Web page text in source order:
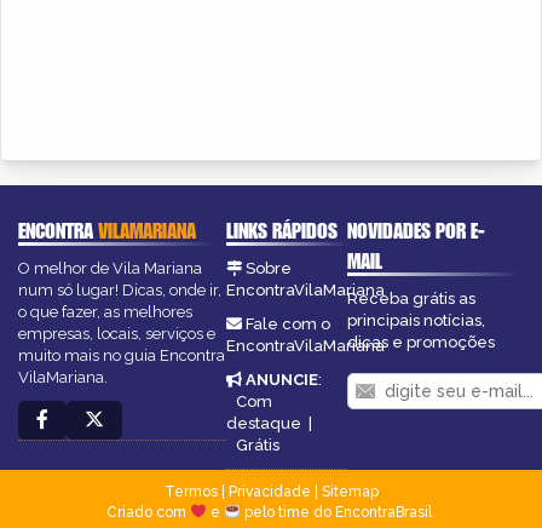
ENCONTRAVILAMARIANA
O melhor de Vila Mariana
num só lugar! Dicas, onde ir,
o que fazer, as melhores
empresas, locais, serviços e
muito mais no guia Encontra
VilaMariana.
LINKS RÁPIDOS
Sobre
EncontraVilaMariana
Fale com o
EncontraVilaMariana
ANUNCIE:
Com
destaque |
Grátis
NOVIDADES POR E-
MAIL
Receba grátis as
principais notícias,
dicas e promoções
Termos| Privacidade
Sitemap
Criado com
e pelo time do EncontraBrasil